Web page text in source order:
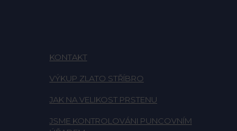
KONTAKT
VÝKUP ZLATO STŘÍBRO
JAK NA VELIKOST PRSTENU
JSME KONTROLOVÁNI PUNCOVNÍM